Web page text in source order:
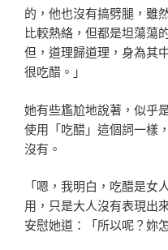
的，他也沒有搞劈腿，雖
比較熱絡，但都是坦蕩蕩
但，道理歸道理，身為其
很吃醋。」
她有些尷尬地說著，似乎
使用「吃醋」這個詞一樣
沒有。
「嗯，我明白，吃醋是
用，只是大人沒有表現出
安慰她道：「所以呢？妳